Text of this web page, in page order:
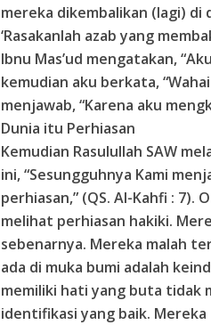
mereka dikembalikan (lagi) di
‘Rasakanlah azab yang
Ibnu Mas’ud mengatakan,
kemudian aku berkata,
menjawab, “Karena aku
Dunia itu Perhiasan
Kemudian Rasulullah SAW
ini, “Sesungguhnya Kami
perhiasan,” (QS. Al-Kahfi :
melihat perhiasan hakiki.
sebenarnya. Mereka malah
ada di muka bumi adalah
memiliki hati yang buta tidak
identifikasi yang baik.